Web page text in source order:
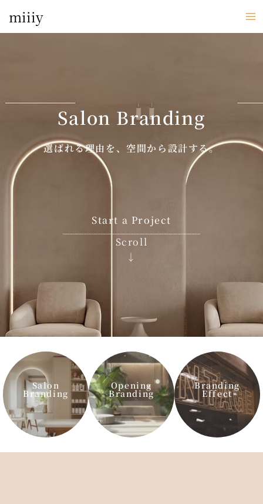
を
miiiy
Salon Branding
選ばれる理由を、空間から設計する。
Start a Project
Scroll
↓
Salon
Branding
Opening
Branding
Branding
Effect